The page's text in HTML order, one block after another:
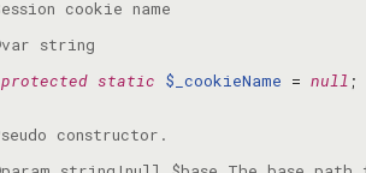
protected static $_cookieName = null